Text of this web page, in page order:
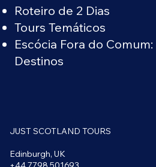
Roteiro de 2 Dias
Tours Temáticos
Escócia Fora do
Destinos
JUST SCOTLAND TOURS
Edinburgh, UK